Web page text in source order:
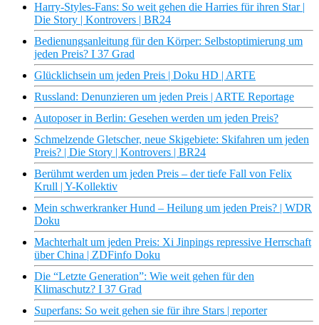
Harry-Styles-Fans: So weit gehen die Harries für ihren Star |
Die Story | Kontrovers | BR24
Bedienungsanleitung für den Körper: Selbstoptimierung um
jeden Preis? I 37 Grad
Glücklichsein um jeden Preis | Doku HD | ARTE
Russland: Denunzieren um jeden Preis | ARTE Reportage
Autoposer in Berlin: Gesehen werden um jeden Preis?
Schmelzende Gletscher, neue Skigebiete: Skifahren um jeden
Preis? | Die Story | Kontrovers | BR24
Berühmt werden um jeden Preis – der tiefe Fall von Felix
Krull | Y-Kollektiv
Mein schwerkranker Hund – Heilung um jeden Preis? | WDR
Doku
Machterhalt um jeden Preis: Xi Jinpings repressive Herrschaft
über China | ZDFinfo Doku
Die “Letzte Generation”: Wie weit gehen für den
Klimaschutz? I 37 Grad
Superfans: So weit gehen sie für ihre Stars | reporter